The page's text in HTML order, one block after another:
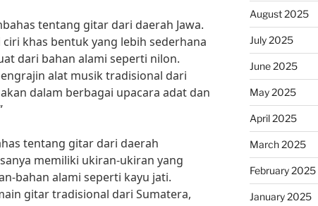
tentang gitar dari daerah Jawa.
khas bentuk yang lebih sederhana
dari bahan alami seperti nilon.
alat musik tradisional dari
dalam berbagai upacara adat dan
tentang gitar dari daerah
memiliki ukiran-ukiran yang
bahan alami seperti kayu jati.
gitar tradisional dari Sumatera,
August 2025
July 2025
June 2025
May 2025
April 2025
March 2025
February 2025
January 2025